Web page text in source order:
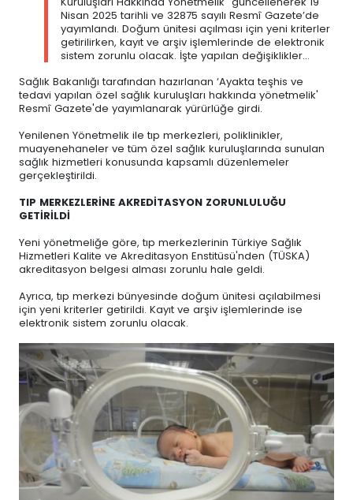
Nisan 2025 tarihli ve 32875 sayılı Resmî Gazete’de
yayımlandı. Doğum ünitesi açılması için yeni kriterler
getirilirken, kayıt ve arşiv işlemlerinde de elektronik
sistem zorunlu olacak. İşte yapılan değişiklikler...
Sağlık Bakanlığı tarafından hazırlanan ‘Ayakta teşhis ve
tedavi yapılan özel sağlık kuruluşları hakkında yönetmelik'
Resmî Gazete'de yayımlanarak yürürlüğe girdi.
Yenilenen Yönetmelik ile tıp merkezleri, poliklinikler,
muayenehaneler ve tüm özel sağlık kuruluşlarında sunulan
sağlık hizmetleri konusunda kapsamlı düzenlemeler
gerçekleştirildi.
TIP MERKEZLERİNE AKREDİTASYON ZORUNLULUĞU
GETİRİLDİ
Yeni yönetmeliğe göre, tıp merkezlerinin Türkiye Sağlık
Hizmetleri Kalite ve Akreditasyon Enstitüsü'nden (TÜSKA)
akreditasyon belgesi alması zorunlu hale geldi.
Ayrıca, tıp merkezi bünyesinde doğum ünitesi açılabilmesi
için yeni kriterler getirildi. Kayıt ve arşiv işlemlerinde ise
elektronik sistem zorunlu olacak.